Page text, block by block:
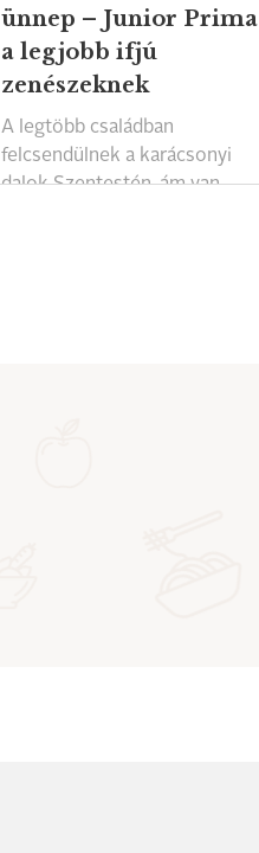
ünnep – Junior Prima
a legjobb ifjú
zenészeknek
A legtöbb családban
felcsendülnek a karácsonyi
dalok Szentestén, ám van,